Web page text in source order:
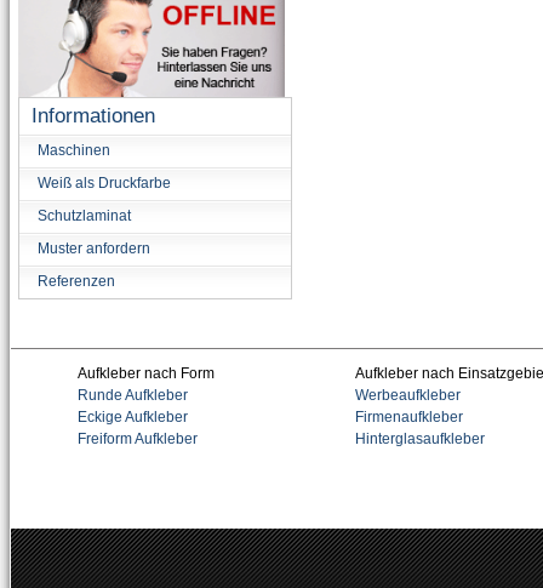
Informationen
Maschinen
Weiß als Druckfarbe
Schutzlaminat
Muster anfordern
Referenzen
Aufkleber nach Form
Aufkleber nach
Runde Aufkleber
Werbeaufkleber
Eckige Aufkleber
Firmenaufkleber
Freiform Aufkleber
Hinterglasaufkleber